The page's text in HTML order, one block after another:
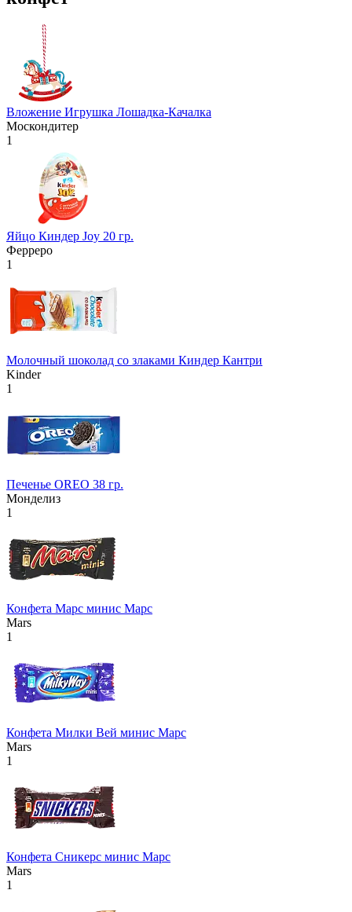
Вложение Игрушка Лошадка-Качалка
Москондитер
1
Яйцо Киндер Joy 20 гр.
Ферреро
1
Молочный шоколад со злаками Киндер Кантри
Kinder
1
Печенье OREO 38 гр.
Монделиз
1
Конфета Марс минис Марс
Mars
1
Конфета Милки Вей минис Марс
Mars
1
Конфета Сникерс минис Марс
Mars
1